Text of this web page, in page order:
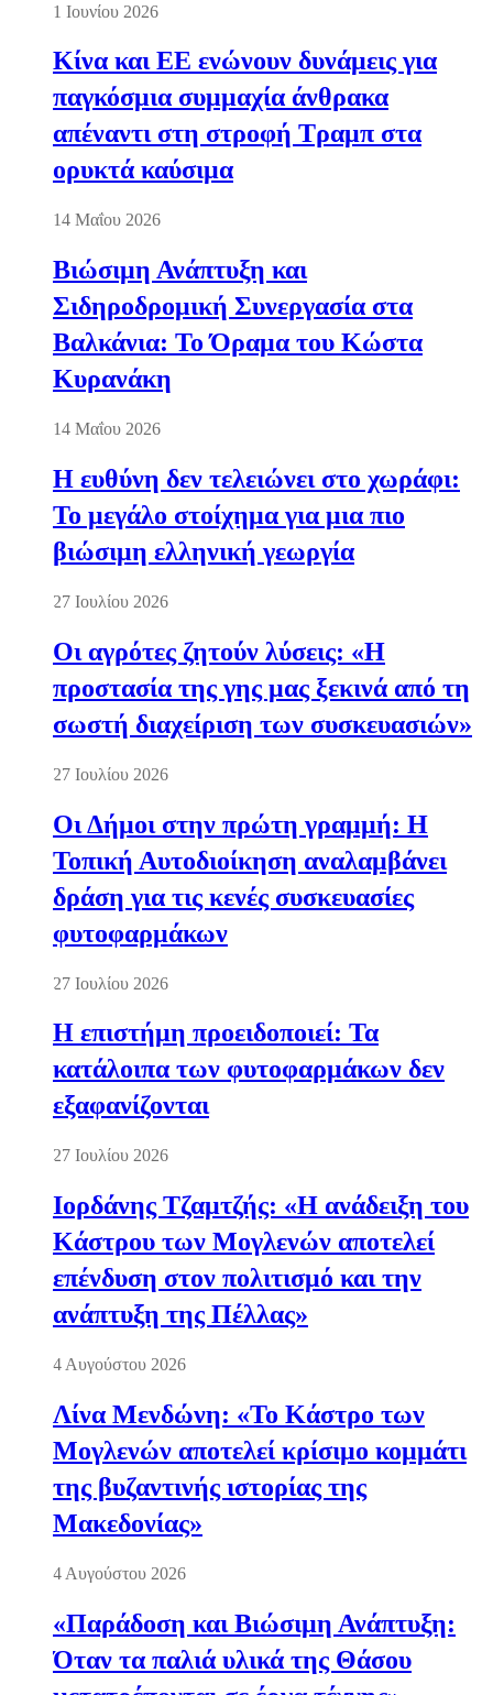
1 Ιουνίου 2026
Κίνα και ΕΕ ενώνουν δυνάμεις για
παγκόσμια συμμαχία άνθρακα
απέναντι στη στροφή Τραμπ στα
ορυκτά καύσιμα
14 Μαΐου 2026
Βιώσιμη Ανάπτυξη και
Σιδηροδρομική Συνεργασία στα
Βαλκάνια: Το Όραμα του Κώστα
Κυρανάκη
14 Μαΐου 2026
Η ευθύνη δεν τελειώνει στο χωράφι:
Το μεγάλο στοίχημα για μια πιο
βιώσιμη ελληνική γεωργία
27 Ιουλίου 2026
Οι αγρότες ζητούν λύσεις: «Η
προστασία της γης μας ξεκινά από τη
σωστή διαχείριση των συσκευασιών»
27 Ιουλίου 2026
Οι Δήμοι στην πρώτη γραμμή: Η
Τοπική Αυτοδιοίκηση αναλαμβάνει
δράση για τις κενές συσκευασίες
φυτοφαρμάκων
27 Ιουλίου 2026
Η επιστήμη προειδοποιεί: Τα
κατάλοιπα των φυτοφαρμάκων δεν
εξαφανίζονται
27 Ιουλίου 2026
Ιορδάνης Τζαμτζής: «Η ανάδειξη του
Κάστρου των Μογλενών αποτελεί
επένδυση στον πολιτισμό και την
ανάπτυξη της Πέλλας»
4 Αυγούστου 2026
Λίνα Μενδώνη: «Το Κάστρο των
Μογλενών αποτελεί κρίσιμο κομμάτι
της βυζαντινής ιστορίας της
Μακεδονίας»
4 Αυγούστου 2026
«Παράδοση και Βιώσιμη Ανάπτυξη:
Όταν τα παλιά υλικά της Θάσου